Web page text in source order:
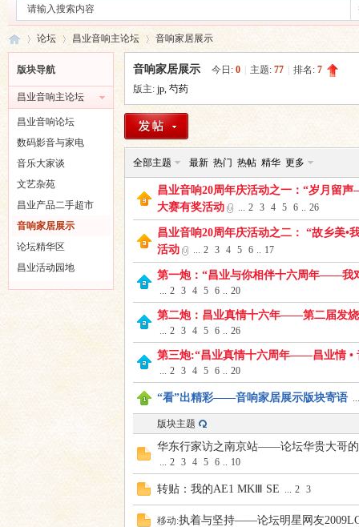
昌
音
»
论坛
›
昌业音响主论坛
›
音响家居展示
版块导航
昌业音响主论坛
昌业音响论坛
数码影音与家电
音乐大家谈
文艺杂苑
昌业产品二手超市
音响家居展示
论坛精华区
昌业活动园地
音响家居展示 今日: 0 主题: 77 排名: 7
版主: jp, 芍药
全部主题 最新 热门 热帖 精华 更多
昌业音响20周年庆活动之一：“岁月留
大赛有奖活动
... 2 3 4 5 6 .. 26
昌业音响20周年庆活动之二： “故乡美•
活动
... 2 3 4 5 6 .. 17
第一炮：“昌业与你相伴十六周年——我
... 2 3 4 5 6 .. 20
第二炮：昌业真情十六年——第二届发
... 2 3 4 5 6 .. 26
第三炮:“昌业真情十六周年——昌业情 •
... 2 3 4 5 6 .. 20
“看”出精彩——音响家居展示版块寄语 ...
版块主题
华东行家访之南京站——论坛华贵大哥
... 2 3 4 5 6 .. 10
转贴：我的AE1 MKⅢ SE ... 2 3
移动:执着与坚持——论坛明星网友